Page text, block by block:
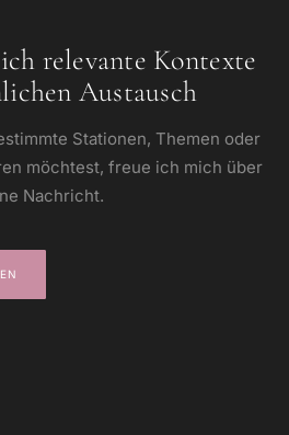
relevante Kontexte
Austausch
Stationen, Themen oder
möchtest, freue ich mich über
Nachricht.